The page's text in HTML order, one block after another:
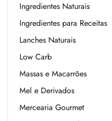
Ingredientes Naturais
Ingredientes para Receitas
Lanches Naturais
Low Carb
Massas e Macarrões
Mel e Derivados
Mercearia Gourmet